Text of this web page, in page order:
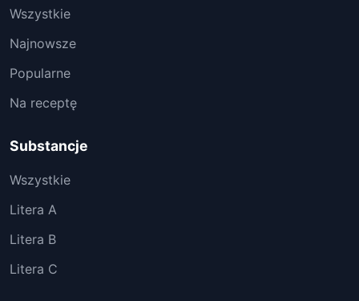
Wszystkie
Najnowsze
Popularne
Na receptę
Substancje
Wszystkie
Litera A
Litera B
Litera C